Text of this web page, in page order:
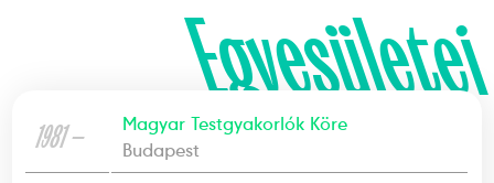
Egyesületei
1981 —
Magyar Testgyakorlók Köre
Budapest